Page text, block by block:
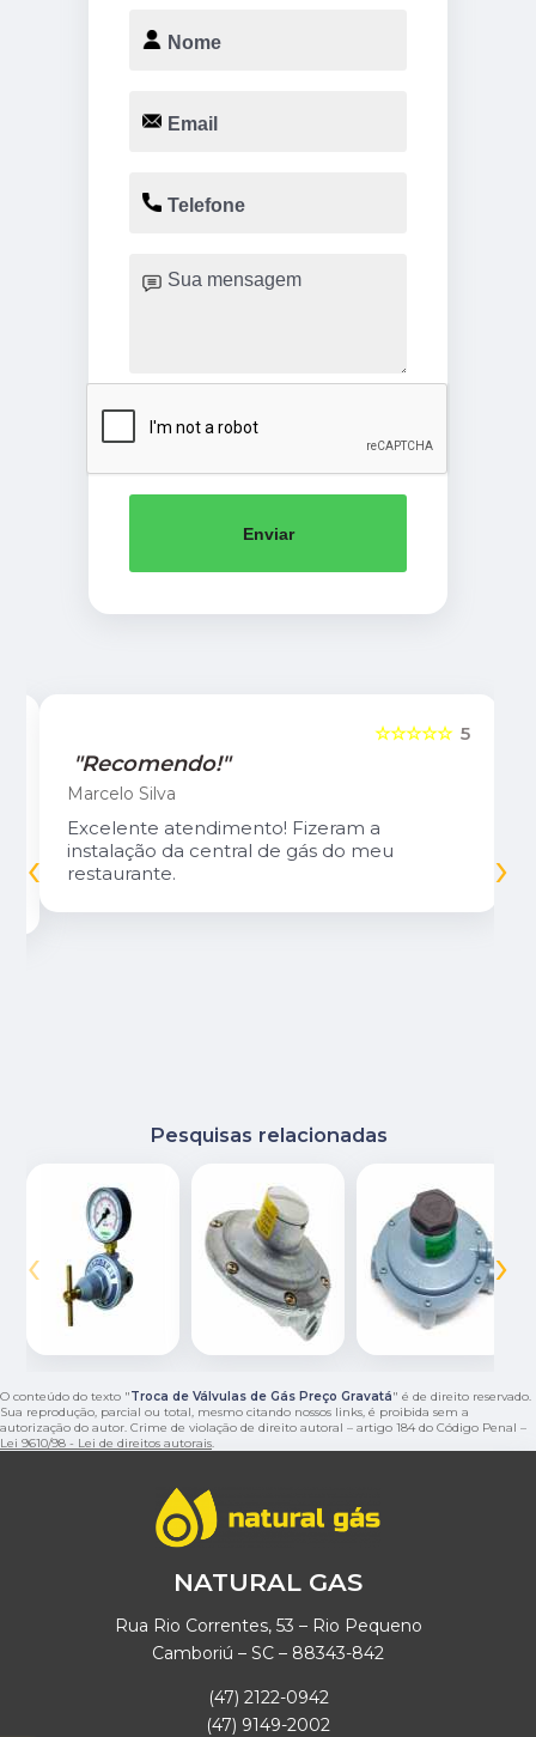
Enviar
5
☆☆☆☆☆
"Recomendo!"
Marcelo Silva
Excelente atendimento! Fizeram a
instalação da central de gás do meu
restaurante.
‹ ›
Pesquisas relacionadas
‹ ›
O conteúdo do texto "Troca de Válvulas de Gás Preço Gravatá" é de direito reservado.
Sua reprodução, parcial ou total, mesmo citando nossos links, é proibida sem a
autorização do autor. Crime de violação de direito autoral – artigo 184 do Código Penal –
Lei 9610/98 - Lei de direitos autorais.
NATURAL GAS
Rua Rio Correntes, 53 – Rio Pequeno
Camboriú – SC – 88343-842
(47) 2122-0942
(47) 9149-2002